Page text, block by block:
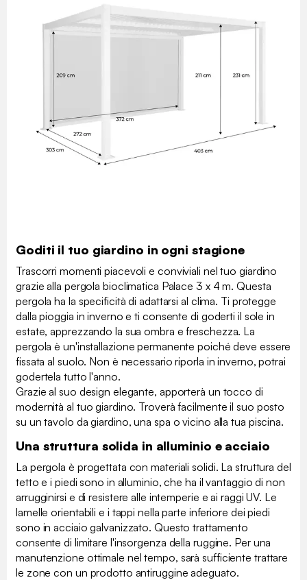
Goditi il tuo giardino in ogni stagione
Trascorri momenti piacevoli e conviviali nel tuo giardino
grazie alla pergola bioclimatica Palace 3 x 4 m. Questa
pergola ha la specificità di adattarsi al clima. Ti protegge
dalla pioggia in inverno e ti consente di goderti il sole in
estate, apprezzando la sua ombra e freschezza. La
pergola è un'installazione permanente poiché deve essere
fissata al suolo. Non è necessario riporla in inverno, potrai
godertela tutto l'anno.
Grazie al suo design elegante, apporterà un tocco di
modernità al tuo giardino. Troverà facilmente il suo posto
su un tavolo da giardino, una spa o vicino alla tua piscina.
Una struttura solida in alluminio e acciaio
La pergola è progettata con materiali solidi. La struttura del
tetto e i piedi sono in alluminio, che ha il vantaggio di non
arrugginirsi e di resistere alle intemperie e ai raggi UV. Le
lamelle orientabili e i tappi nella parte inferiore dei piedi
sono in acciaio galvanizzato. Questo trattamento
consente di limitare l'insorgenza della ruggine. Per una
manutenzione ottimale nel tempo, sarà sufficiente trattare
le zone con un prodotto antiruggine adeguato.